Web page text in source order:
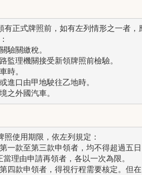
正式牌照前，如有左列情形之一者，
驗關繳稅。
監理機關接受新領牌照前檢驗。
時。
進口由甲地駛往乙地時。
使用期限，依左列規定：
一款至第三款申領者，均不得超過五
理由申請再領者，各以一次為限。
四款申領者，得視行程需要核定。但